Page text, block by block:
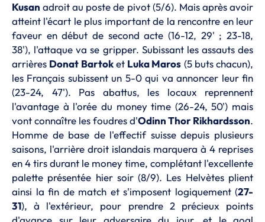
Kusan adroit au poste de pivot (5/6). Mais après avoir
atteint l'écart le plus important de la rencontre en leur
faveur en début de second acte (16-12, 29' ; 23-18,
38'), l'attaque va se gripper. Subissant les assauts des
arrières Donat Bartoket Luka Maros (5 buts chacun),
les Français subissent un 5-0 qui va annoncer leur fin
(23-24, 47'). Pas abattus, les locaux reprennent
l'avantage à l'orée du money time (26-24, 50') mais
vont connaître les foudres d'Odinn Thor Rikhardsson.
Homme de base de l'effectif suisse depuis plusieurs
saisons, l'arrière droit islandais marquera à 4 reprises
en 4 tirs durant le money time, complétant l'excellente
palette présentée hier soir (8/9). Les Helvètes plient
ainsi la fin de match et s'imposent logiquement (27-
31), à l'extérieur, pour prendre 2 précieux points